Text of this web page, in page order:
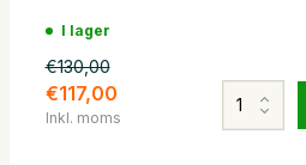
I lager
€130,00
€117,00
Inkl. moms